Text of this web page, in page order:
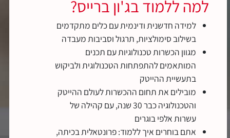
למה ללמוד בג'ון ברייס?
למידה חדשנית ודינמית עם כלים מתקדמים
בשילוב סימולציות, תרגול וסביבות מעבדה
מגוון הכשרות טכנולוגיות עם תכנים
המותאמים להתפתחות הטכנולוגית ולביקוש
בתעשיית ההייטק
מובילים את תחום ההכשרות לעולם ההייטק
והטכנולוגיה כבר 30 שנה, עם קהילה של
עשרות אלפי בוגרים
אתם בוחרים איך ללמוד: פרונטאלית בכיתה,